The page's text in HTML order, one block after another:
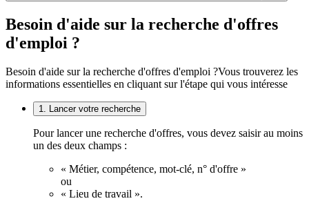
Besoin d'aide sur la recherche d'offres
d'emploi ?
Besoin d'aide sur la recherche d'offres d'emploi ?Vous trouverez les
informations essentielles en cliquant sur l'étape qui vous intéresse
1. Lancer votre recherche
Pour lancer une recherche d'offres, vous devez saisir au moins
un des deux champs :
« Métier, compétence, mot-clé, n° d'offre »
ou
« Lieu de travail ».